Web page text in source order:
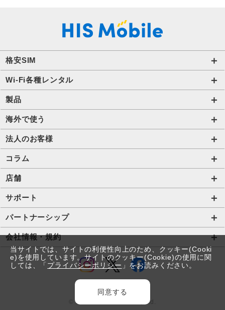
格安SIM
国内通信SIM一覧
自由自在2.0プラン
ビタッ！プラン
データ定額2.0プラン
販売終了したプラン
Wi-Fi各種レンタル
法人のお客様トップページ
海外短期レンタル HIS Wi-Fi
国内外長期レンタル HIS Wi-Fi PLUS+
タブレットレンタル
携帯レンタル
製品
オンラインショップ
HIS Mobileケア
海外で使う
海外通信一覧
海外短期レンタル HIS Wi-Fi
国内外長期レンタル HIS Wi-Fi PLUS+
Trip SIM(海外利用 プリペイド eSIM)
プリペイドSIM
法人のお客様
サービス一覧【法人】
格安SIM【法人】
ご利用開始の流れ【法人】
ご利用開始の流れ【個人事業主・その他団体】
法人向け取扱端末
Wi-Fiレンタル HIS Wi-Fi PLUS+ for Biz
IoTソリューション
コラム
コラムTOP
格安SIMに関する記事
スマホ・タブレット端末に関する記事
お役立ち情報
法人コラム
店舗
HISモバイル取扱店舗
サポート
サポートトップページ
SIMロック解除手続き
プロファイル・APN設定の方法
eSIMの設定方法
パートナーシップ
店舗型代理店募集
アライアンス関係
コラボ・提携関係
会社情報・規約
会社情報
© 2026 HIS Mobile Co., Ltd.
当サイトでは、サイトの利便性向上のため、クッキー(Cooki
e)を使用しています。サイトのクッキー(Cookie)の使用に関
しては、「 プライバシーポリシー 」をお読みください。
同意する